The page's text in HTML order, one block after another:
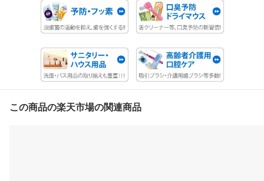
この商品の楽天市場の関連商品